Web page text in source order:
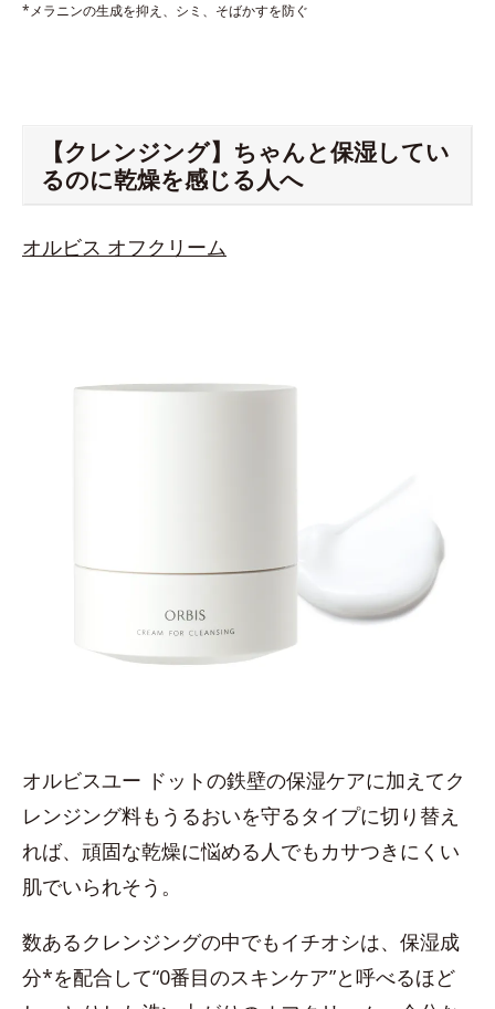
*メラニンの生成を抑え、シミ、そばかすを防ぐ
【クレンジング】ちゃんと保湿してい
るのに乾燥を感じる人へ
オルビス オフクリーム
オルビスユー ドットの鉄壁の保湿ケアに加えてク
レンジング料もうるおいを守るタイプに切り替え
れば、頑固な乾燥に悩める人でもカサつきにくい
肌でいられそう。
数あるクレンジングの中でもイチオシは、保湿成
分*を配合して“0番目のスキンケア”と呼べるほど